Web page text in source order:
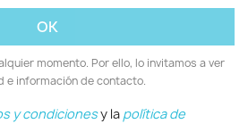
momento. Por ello, lo invitamos a ver
e información de contacto.
y condicionesy la política de